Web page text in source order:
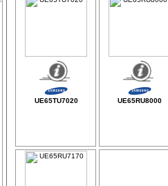
UE65TU7020 UE65RU8000